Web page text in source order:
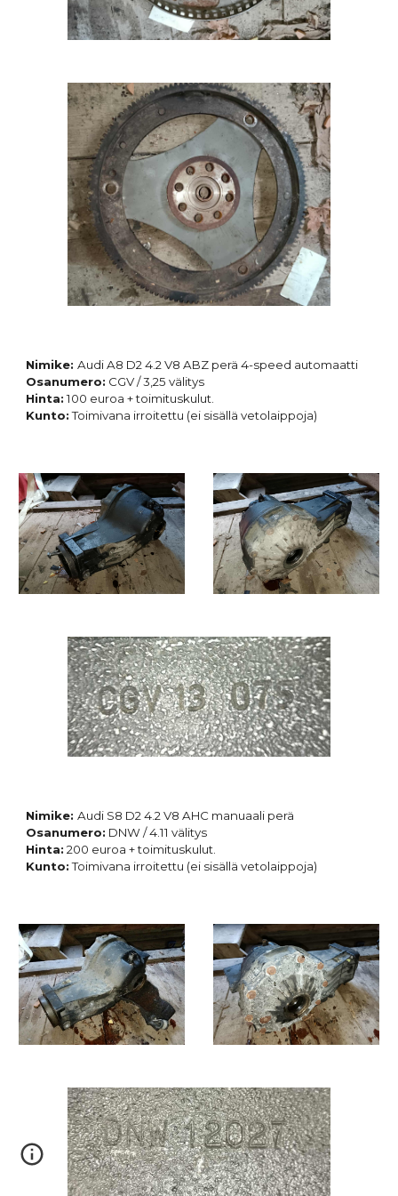
Nimike:Audi A8 D2 4.2 V8 ABZ perä 4-speed automaatti
Osanumero: CGV /3 ,25 välitys
Hinta: 100 euroa + toimituskulut.
Kunto:Toimivana irroitettu (ei sisällä vetolaippoja)
Nimike:Audi S8 D2 4.2 V8 AHC manuaali perä
Osanumero: DNW / 4.11 välitys
Hinta: 200 euroa + toimituskulut.
Kunto:Toimivana irroitettu (ei sisällä vetolaippoja)